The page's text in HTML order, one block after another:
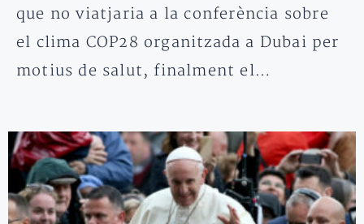
que no viatjaria a la conferència sobre
el clima COP28 organitzada a Dubai per
motius de salut, finalment el…